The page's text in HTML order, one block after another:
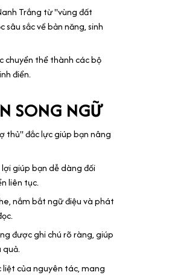
Trắng từ "vùng đất
sắc về bản năng, sinh
chuyển thể thành các bộ
điển.
SONG NGỮ
thủ" đắc lực giúp bạn nâng
giúp bạn dễ dàng đối
liên tục.
nắm bắt ngữ điệu và phát
được ghi chú rõ ràng, giúp
quả.
liệt của nguyên tác, mang